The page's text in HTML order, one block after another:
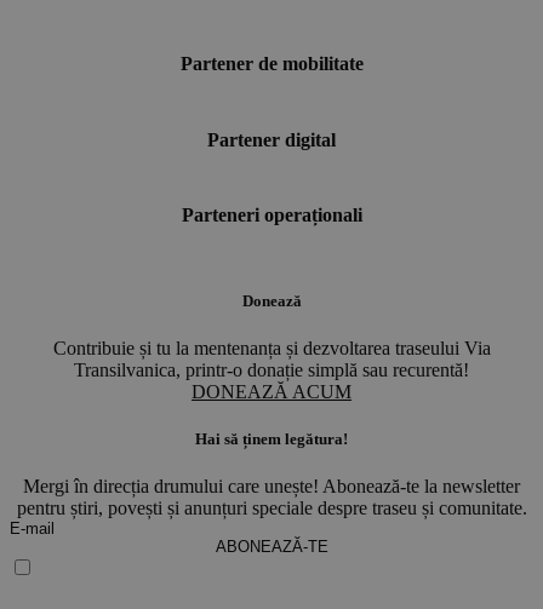
Partener de mobilitate
Partener digital
Parteneri operaționali
Donează
Contribuie și tu la mentenanța și dezvoltarea traseului Via
Transilvanica, printr-o donație simplă sau recurentă!
DONEAZĂ ACUM
Hai să ținem legătura!
Mergi în direcția drumului care unește! Abonează-te la newsletter
pentru știri, povești și anunțuri speciale despre traseu și comunitate.
ABONEAZĂ-TE